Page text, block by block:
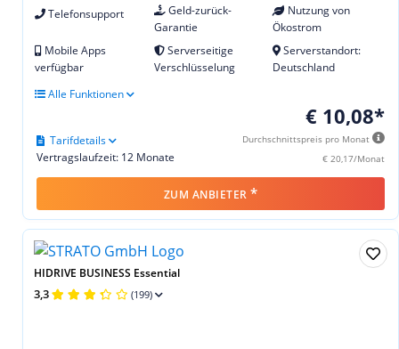
Telefonsupport
Geld-zurück-
Garantie
Nutzung von
Ökostrom
Mobile Apps
verfügbar
Serverseitige
Verschlüsselung
Serverstandort:
Deutschland
Alle Funktionen
€ 10,08*
Durchschnittspreis pro Monat
€ 20,17/Monat
Vertragslaufzeit: 12 Monate
Tarifdetails
ZUM ANBIETER *
HIDRIVE BUSINESS Essential
3,3 (199)